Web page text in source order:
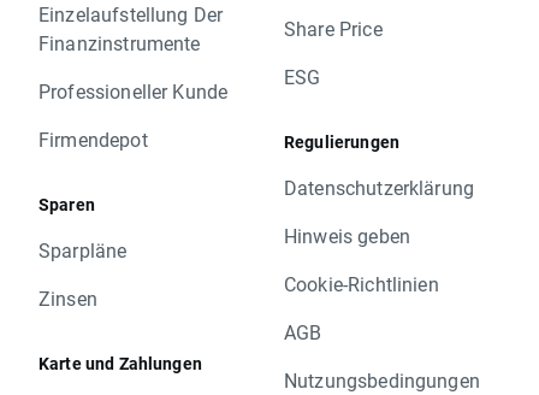
Einzelaufstellung Der
Finanzinstrumente
Professioneller Kunde
Firmendepot
Sparen
Sparpläne
Zinsen
Karte und Zahlungen
Share Price
ESG
Regulierungen
Datenschutzerklärung
Hinweis geben
Cookie-Richtlinien
AGB
Nutzungsbedingungen